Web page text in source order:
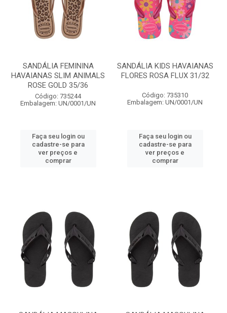
SANDÁLIA FEMININA
HAVAIANAS SLIM ANIMALS
ROSE GOLD 35/36
Código: 735244
Embalagem: UN/0001/UN
Faça seu login ou
cadastre-se para
ver preços e
comprar
SANDÁLIA KIDS HAVAIANAS
FLORES ROSA FLUX 31/32
Código: 735310
Embalagem: UN/0001/UN
Faça seu login ou
cadastre-se para
ver preços e
comprar